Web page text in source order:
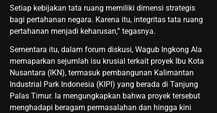
Setiap kebijakan tata ruang memiliki dimensi strategis
bagi pertahanan negara. Karena itu, integritas tata ruang
pertahanan menjadi keharusan,” tegasnya.
Sementara itu, dalam forum diskusi, Wagub Ingkong Ala
memaparkan sejumlah isu krusial terkait proyek Ibu Kota
Nusantara (IKN), termasuk pembangunan Kalimantan
Industrial Park Indonesia (KIPI) yang berada di Tanjung
Palas Timur. Ia mengungkapkan bahwa proyek tersebut
menghadapi beragam permasalahan dan hingga kini